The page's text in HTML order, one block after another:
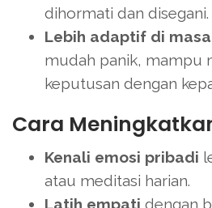
dihormati dan disegani.
Lebih adaptif di
mudah panik, mampu
keputusan dengan
Cara
Kenali emosi pribadi
atau meditasi harian.
Latih empati dengan